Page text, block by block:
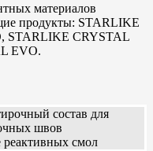
материалов
продукты: STARLIKE
STARLIKE CRYSTAL
EVO.
состав для
швов
реактивных смол